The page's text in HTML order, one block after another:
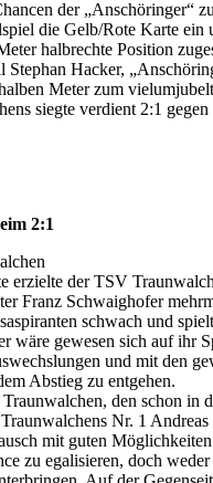
der „Anschöringer“
die Gelb/Rote Karte
halbrechte Position
Stephan Hacker,
Meter zum
siegte verdient 2:1
2:1
erzielte der TSV
Franz Schwaighofer
schwach und
wäre gewesen sich auf
und mit den
Abstieg zu entgehen.
den schon
Nr. 1
mit guten
zu egalisieren, doch